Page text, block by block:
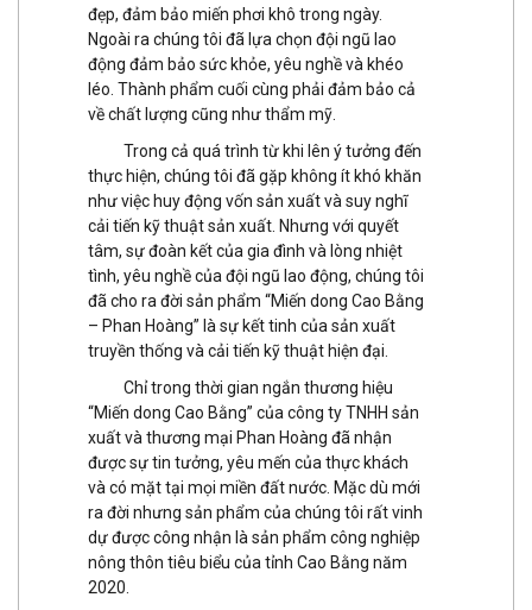
đẹp, đảm bảo miến phơi khô trong ngày.
Ngoài ra chúng tôi đã lựa chọn đội ngũ lao
động đảm bảo sức khỏe, yêu nghề và khéo
léo. Thành phẩm cuối cùng phải đảm bảo cả
về chất lượng cũng như thẩm mỹ.
Trong cả quá trình từ khi lên ý tưởng đến
thực hiện, chúng tôi đã gặp không ít khó khăn
như việc huy động vốn sản xuất và suy nghĩ
cải tiến kỹ thuật sản xuất. Nhưng với quyết
tâm, sự đoàn kết của gia đình và lòng nhiệt
tình, yêu nghề của đội ngũ lao động, chúng tôi
đã cho ra đời sản phẩm “Miến dong Cao Bằng
– Phan Hoàng” là sự kết tinh của sản xuất
truyền thống và cải tiến kỹ thuật hiện đại.
Chỉ trong thời gian ngắn thương hiệu
“Miến dong Cao Bằng” của công ty TNHH sản
xuất và thương mại Phan Hoàng đã nhận
được sự tin tưởng, yêu mến của thực khách
và có mặt tại mọi miền đất nước. Mặc dù mới
ra đời nhưng sản phẩm của chúng tôi rất vinh
dự được công nhận là sản phẩm công nghiệp
nông thôn tiêu biểu của tỉnh Cao Bằng năm
2020.